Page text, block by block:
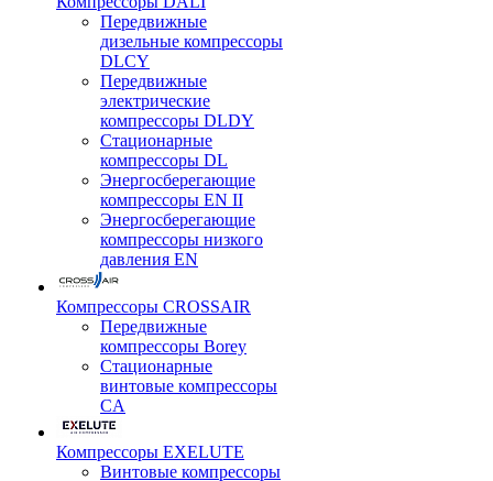
Передвижные
дизельные компрессоры
DLCY
Передвижные
электрические
компрессоры DLDY
Стационарные
компрессоры DL
Энергосберегающие
компрессоры EN II
Энергосберегающие
компрессоры низкого
давления EN
Компрессоры CROSSAIR
Передвижные
компрессоры Borey
Стационарные
винтовые компрессоры
CA
Компрессоры EXELUTE
Винтовые компрессоры